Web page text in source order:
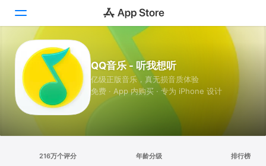
Today
游戏
App
搜索
QQ音乐 - 听我想听
亿级正版音乐，真无损音质体验
免费 · App 内购买 · 专为 iPhone 设计
216万个评分 年龄分级 排行榜